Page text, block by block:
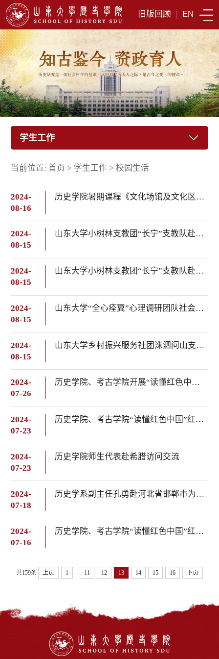
旧版回顾 | EN
学生工作
当前位置: 首页 > 学生工作 >校园生活
2024-
08-16
历史学院暑期课程《文化场馆及文化区管理》结课
2024-
08-15
山东大学小树林支教团“长宁”支教队赴安徽省合肥市肥东县长临河学校中心小学开展支教特色课程及传统非遗文化调研与体验活动
2024-
08-15
山东大学小树林支教团“长宁”支教队赴安徽省合肥市肥东县长临河学校中心小学开展支教活动开营仪式暨特色课程
2024-
08-15
山东大学“全心痊翼”心理调研团队社会实践工作顺利开展
2024-
08-15
山东大学乡村振兴服务社团洙泗问山支教队支教调研活动顺利开展
2024-
07-26
历史学院、考古学院开展“读懂红色中国”暑期学校课程
2024-
07-23
历史学院、考古学院“读懂红色中国”红色实践团队在威海开展研学活动
2024-
07-23
历史学院师生代表赴希腊访问交流
2024-
07-18
历史学系副主任孔勇赴河北省邯郸市为两名2024级历史学“强基计划”新生送达录取通知书
2024-
07-16
历史学院、考古学院“读懂红色中国”红色实践团队赴威海文登、乳山开展研学活动
共159条 上页 1 11 12 13 14 15 16 下页